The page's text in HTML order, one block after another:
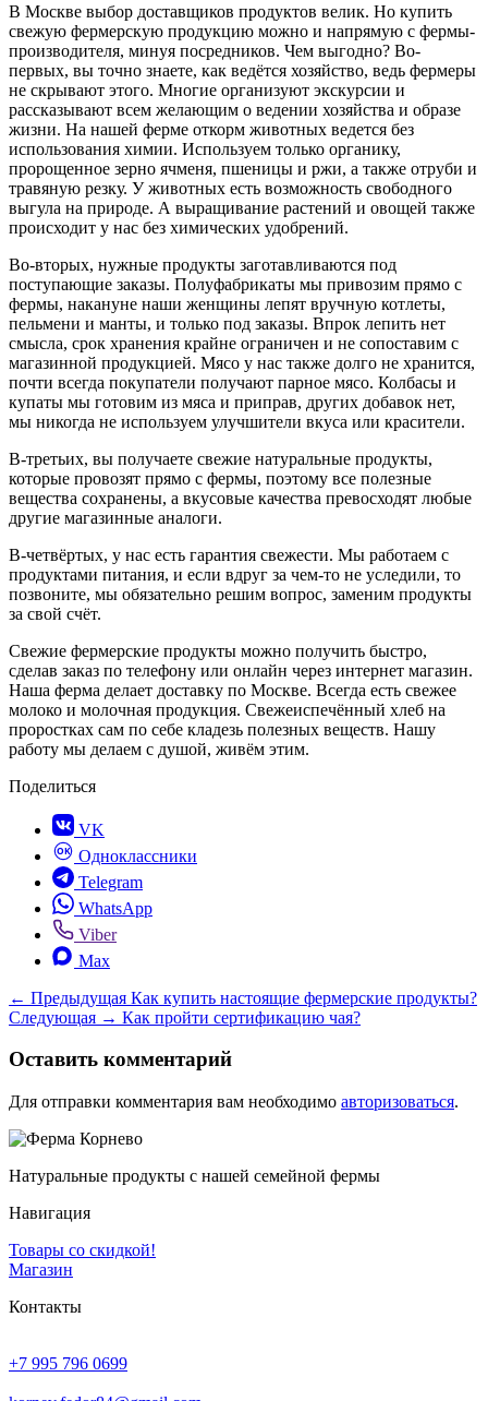
В Москве выбор доставщиков продуктов велик. Но купить
свежую фермерскую продукцию можно и напрямую с фермы-
производителя, минуя посредников. Чем выгодно? Во-
первых, вы точно знаете, как ведётся хозяйство, ведь фермеры
не скрывают этого. Многие организуют экскурсии и
рассказывают всем желающим о ведении хозяйства и образе
жизни. На нашей ферме откорм животных ведется без
использования химии. Используем только органику,
пророщенное зерно ячменя, пшеницы и ржи, а также отруби и
травяную резку. У животных есть возможность свободного
выгула на природе. А выращивание растений и овощей также
происходит у нас без химических удобрений.
Во-вторых, нужные продукты заготавливаются под
поступающие заказы. Полуфабрикаты мы привозим прямо с
фермы, накануне наши женщины лепят вручную котлеты,
пельмени и манты, и только под заказы. Впрок лепить нет
смысла, срок хранения крайне ограничен и не сопоставим с
магазинной продукцией. Мясо у нас также долго не хранится,
почти всегда покупатели получают парное мясо. Колбасы и
купаты мы готовим из мяса и приправ, других добавок нет,
мы никогда не используем улучшители вкуса или красители.
В-третьих, вы получаете свежие натуральные продукты,
которые провозят прямо с фермы, поэтому все полезные
вещества сохранены, а вкусовые качества превосходят любые
другие магазинные аналоги.
В-четвёртых, у нас есть гарантия свежести. Мы работаем с
продуктами питания, и если вдруг за чем-то не уследили, то
позвоните, мы обязательно решим вопрос, заменим продукты
за свой счёт.
Свежие фермерские продукты можно получить быстро,
сделав заказ по телефону или онлайн через интернет магазин.
Наша ферма делает доставку по Москве. Всегда есть свежее
молоко и молочная продукция. Свежеиспечённый хлеб на
проростках сам по себе кладезь полезных веществ. Нашу
работу мы делаем с душой, живём этим.
Поделиться
VK
OK
Одноклассники
Telegram
WhatsApp
Viber
Max
← Предыдущая Как купить настоящие фермерские продукты?
Следующая → Как пройти сертификацию чая?
Оставить комментарий
Для отправки комментария вам необходимо авторизоваться.
Натуральные продукты с нашей семейной фермы
Навигация
Товары со скидкой!
Магазин
Контакты
+7 995 796 0699